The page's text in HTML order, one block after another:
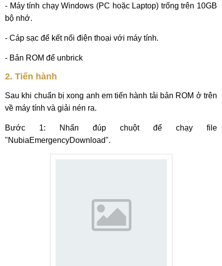
- Máy tính chạy Windows (PC hoặc Laptop) trống trên 10GB
bộ nhớ.
- Cáp sạc để kết nối điện thoại với máy tính.
- Bản ROM để unbrick
2. Tiến hành
Sau khi chuẩn bị xong anh em tiến hành tải bản ROM ở trên
về máy tính và giải nén ra.
Bước 1: Nhấn đúp chuột để chạy file
"NubiaEmergencyDownload".